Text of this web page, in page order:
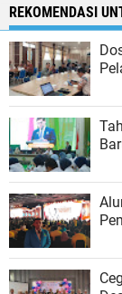
REKOMENDASI